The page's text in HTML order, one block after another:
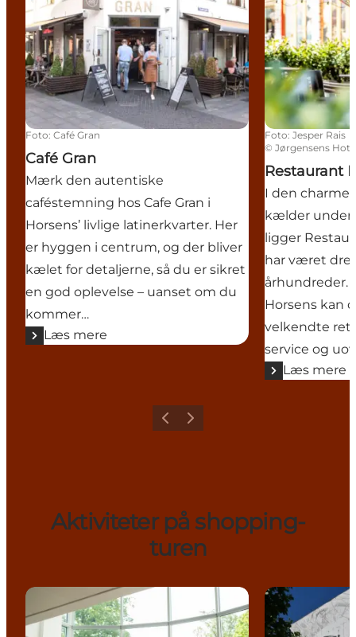
Foto: Café Gran
Café Gran
Mærk den autentiske
caféstemning hos Cafe Gran i
Horsens’ livlige latinerkvarter. Her
er hyggen i centrum, og der bliver
kælet for detaljerne, så du er sikret
en god oplevelse – uanset om du
kommer…
Læs mere
Foto: Jesper Rais
©Jørgensens
Restaurant
I den
kælder under
ligger
har været
århundreder.
Horsens kan
velkendte
service og
Læs mere
ForrigeNæste
Aktiviteter på shopping-
turen
Kig på skulpturerne Gavlmalerier